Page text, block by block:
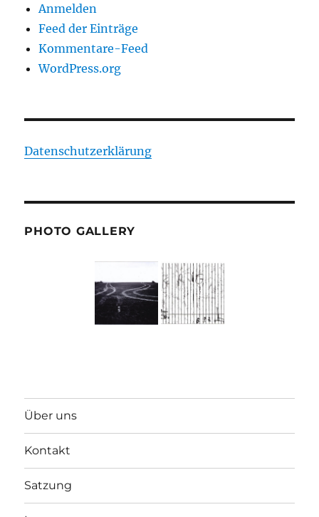
Anmelden
Feed der Einträge
Kommentare-Feed
WordPress.org
Datenschutzerklärung
PHOTO GALLERY
Über uns
Kontakt
Satzung